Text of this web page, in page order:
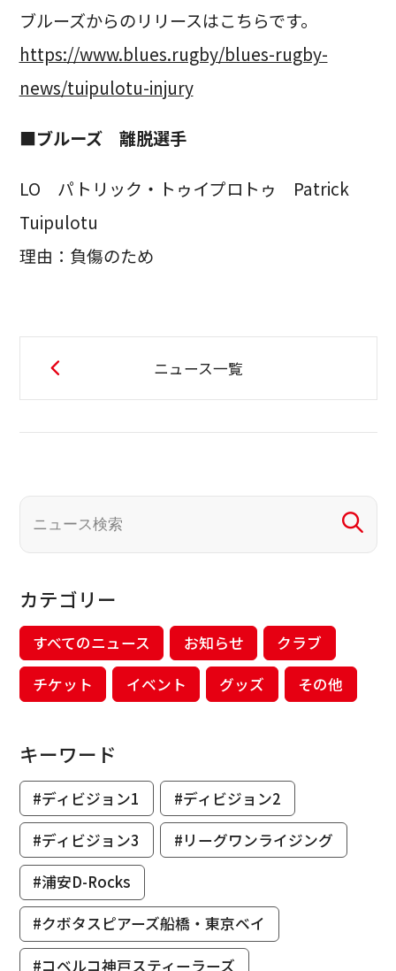
ブルーズからのリリースはこちらです。
https://www.blues.rugby/blues-rugby-
news/tuipulotu-injury
■ブルーズ 離脱選手
LO パトリック・トゥイプロトゥ Patrick
Tuipulotu
理由：負傷のため
ニュース一覧
カテゴリー
すべてのニュース お知らせ
クラブ
チケット
イベント グッズ その他
キーワード
#ディビジョン1
#ディビジョン2
#ディビジョン3
#リーグワンライジング
#浦安D-Rocks
#クボタスピアーズ船橋・東京ベイ
#コベルコ神戸スティーラーズ